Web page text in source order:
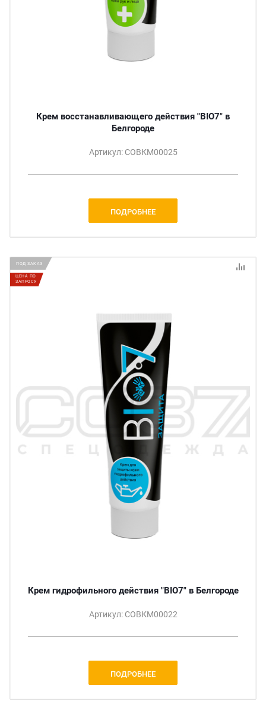
Крем восстанавливающего действия "BIO7" в
Белгороде
Артикул: СОВКМ00025
ПОДРОБНЕЕ
ПОД ЗАКАЗ
ЦЕНА ПО
ЗАПРОСУ
Крем гидрофильного действия "BIO7" в Белгороде
Артикул: СОВКМ00022
ПОДРОБНЕЕ